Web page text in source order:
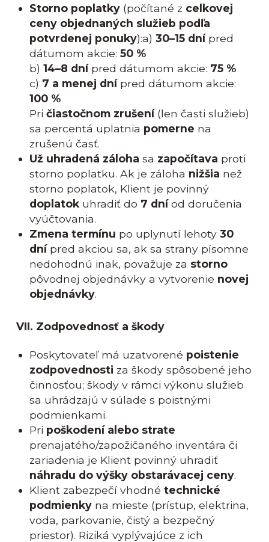
Storno poplatky(počítané z celkovej
ceny objednaných služieb podľa
potvrdenej ponuky):a) 30–15 dnípred
dátumom akcie: 50 %
b) 14–8 dnípred dátumom akcie: 75 %
c) 7 a menej dnípred dátumom akcie:
100 %
Pri čiastočnom zrušení(len časti služieb)
sa percentá uplatnia pomerne na
zrušenú časť.
Už uhradená záloha sa započítava proti
storno poplatku. Ak je záloha nižšia než
storno poplatok, Klient je povinný
doplatokuhradiť do 7 dníod doručenia
vyúčtovania.
Zmena termínu po uplynutí lehoty 30
dnípred akciou sa, ak sa strany písomne
nedohodnú inak, považuje za storno
pôvodnej objednávky a vytvorenie novej
objednávky.
VII. Zodpovednosť a škody
Poskytovateľ má uzatvorené poistenie
zodpovednosti za škody spôsobené jeho
činnosťou; škody v rámci výkonu služieb
sa uhrádzajú v súlade s poistnými
podmienkami.
Pri poškodení alebo strate
prenajatého/zapožičaného inventára či
zariadenia je Klient povinný uhradiť
náhradu do výšky obstarávacej ceny.
Klient zabezpečí vhodné technické
podmienkyna mieste (prístup, elektrina,
voda, parkovanie, čistý a bezpečný
priestor). Riziká vyplývajúce z ich